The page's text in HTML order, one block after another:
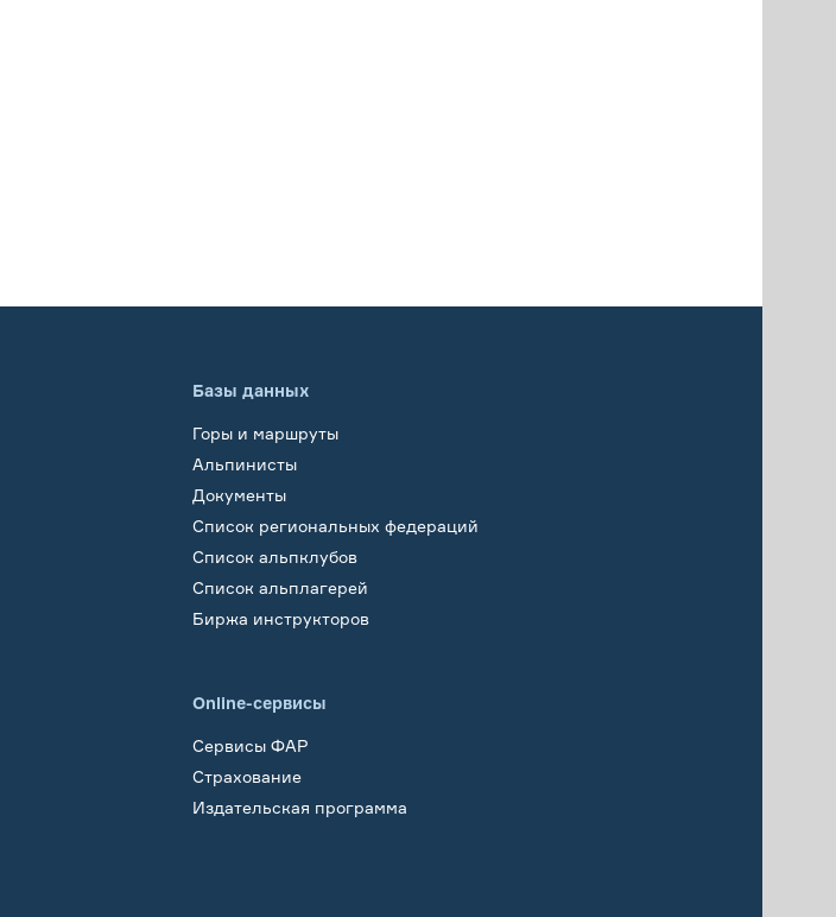
Базы данных
Горы и маршруты
Альпинисты
Документы
Список региональных федераций
Список альпклубов
Список альплагерей
Биржа инструкторов
Online-сервисы
Сервисы ФАР
Страхование
Издательская программа